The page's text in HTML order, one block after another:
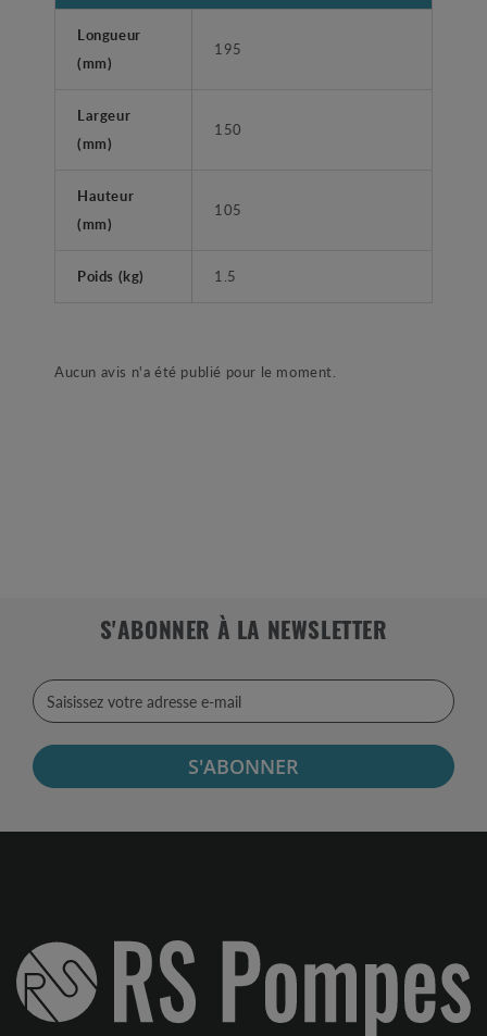
Longueur
(mm)
195
Largeur
(mm)
150
Hauteur
(mm)
105
Poids (kg) 1.5
Aucun avis n'a été publié pour le moment.
S'ABONNER À LA NEWSLETTER
S'ABONNER